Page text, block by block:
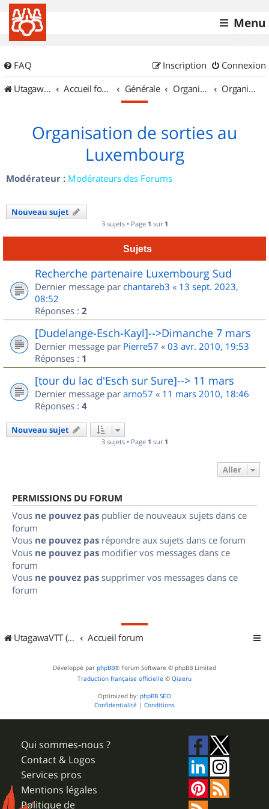
Menu
FAQ Connexion
Inscription
UtagawaVTT (Randos VTT et VTTAE avec traces GPS)
Accueil forum Générale Organisation de sorties & Recherche de partenaires Organisation de sorties au Luxembourg
Organisation de sorties au
Luxembourg
Modérateur : Modérateurs des Forums
Nouveau sujet
3 sujets • Page 1 sur 1
Sujets
Recherche partenaire Luxembourg Sud
Dernier message par chantareb3 « 13 sept. 2023,
08:52
Réponses : 2
[Dudelange-Esch-Kayl]-->Dimanche 7 mars
Dernier message par Pierre57 « 03 avr. 2010, 19:53
Réponses : 1
[tour du lac d'Esch sur Sure]--> 11 mars
Dernier message par arno57 « 11 mars 2010, 18:46
Réponses : 4
Nouveau sujet
3 sujets • Page 1 sur 1
Aller
PERMISSIONS DU FORUM
Vous ne pouvez pas publier de nouveaux sujets dans ce
forum
Vous ne pouvez pas répondre aux sujets dans ce forum
Vous ne pouvez pas modifier vos messages dans ce
forum
Vous ne pouvez pas supprimer vos messages dans ce
forum
UtagawaVTT (Randos VTT et VTTAE avec traces GPS) Accueil forum
Développé par phpBB® Forum Software © phpBB Limited
Traduction française officielle © Qiaeru
Optimized by: phpBB SEO
Confidentialité | Conditions
Qui sommes-nous ?
Contact & Logos
Services pros
Mentions légales
Politique de